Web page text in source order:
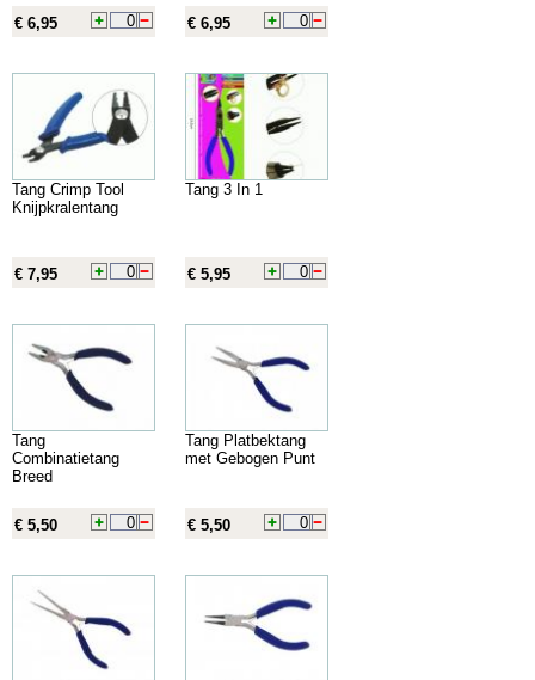
€ 6,95 € 6,95
Tang Crimp Tool
Knijpkralentang
€ 7,95
Tang 3 In 1
€ 5,95
Tang
Combinatietang
Breed
€ 5,50
Tang Platbektang
met Gebogen Punt
€ 5,50